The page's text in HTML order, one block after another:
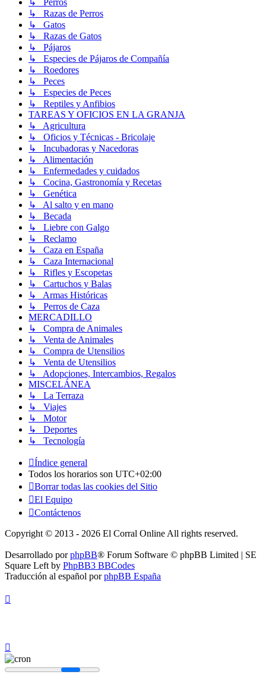
↳ Razas de Perros
↳ Gatos
↳ Razas de Gatos
↳ Pájaros
↳ Especies de Pájaros de Compañía
↳ Roedores
↳ Peces
↳ Especies de Peces
↳ Reptiles y Anfibios
TAREAS Y OFICIOS EN LA GRANJA
↳ Agricultura
↳ Oficios y Técnicas - Bricolaje
↳ Incubadoras y Nacedoras
↳ Alimentación
↳ Enfermedades y cuidados
↳ Cocina, Gastronomía y Recetas
↳ Genética
↳ Al salto y en mano
↳ Becada
↳ Liebre con Galgo
↳ Reclamo
↳ Caza en España
↳ Caza Internacional
↳ Rifles y Escopetas
↳ Cartuchos y Balas
↳ Armas Históricas
↳ Perros de Caza
MERCADILLO
↳ Compra de Animales
↳ Venta de Animales
↳ Compra de Utensilios
↳ Venta de Utensilios
↳ Adopciones, Intercambios, Regalos
MISCELÁNEA
↳ La Terraza
↳ Viajes
↳ Motor
↳ Deportes
↳ Tecnología
Índice general
Todos los horarios son UTC+02:00
Borrar todas las cookies del Sitio
El Equipo
Contáctenos
Copyright © 2013 - 2026 El Corral Online All rights reserved.
Desarrollado porphpBB® Forum Software © phpBB Limited | SE
Square Left by PhpBB3 BBCodes
Traducción al español porphpBB España